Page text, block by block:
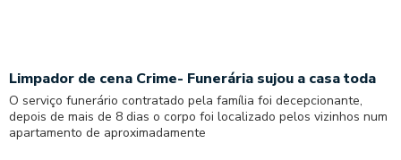
Limpador de cena Crime- Funerária sujou a casa toda
O serviço funerário contratado pela família foi decepcionante,
depois de mais de 8 dias o corpo foi localizado pelos vizinhos num
apartamento de aproximadamente